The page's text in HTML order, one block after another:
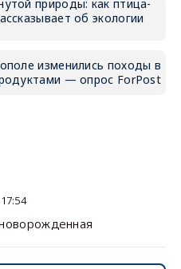
природы: как птица-
об экологии
изменились походы в
— опрос ForPost